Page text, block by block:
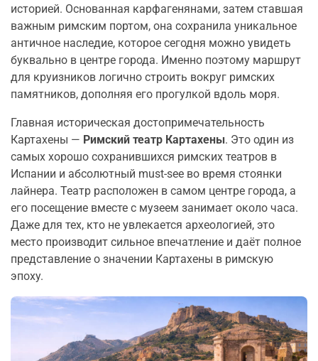
историей. Основанная карфагенянами, затем ставшая
важным римским портом, она сохранила уникальное
античное наследие, которое сегодня можно увидеть
буквально в центре города. Именно поэтому маршрут
для круизников логично строить вокруг римских
памятников, дополняя его прогулкой вдоль моря.
Главная историческая достопримечательность
Картахены — Римский театр Картахены. Это один из
самых хорошо сохранившихся римских театров в
Испании и абсолютный must-see во время стоянки
лайнера. Театр расположен в самом центре города, а
его посещение вместе с музеем занимает около часа.
Даже для тех, кто не увлекается археологией, это
место производит сильное впечатление и даёт полное
представление о значении Картахены в римскую
эпоху.